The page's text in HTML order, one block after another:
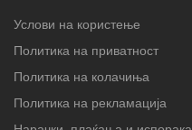
Услови на користење
Политика на приватност
Политика на колачиња
Политика на рекламација